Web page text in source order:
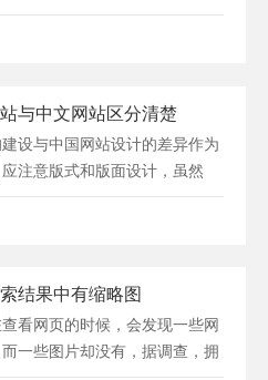
与中文网站区分清楚
与中国网站设计的差异作为
注意版式和版面设计，虽然
结果中有缩略图
网页的时候，会发现一些网
一些图片却没有，据调查，拥